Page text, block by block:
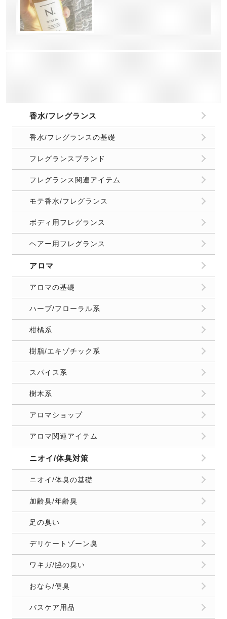
香水/フレグランス
香水/フレグランスの基礎
フレグランスブランド
フレグランス関連アイテム
モテ香水/フレグランス
ボディ用フレグランス
ヘアー用フレグランス
アロマ
アロマの基礎
ハーブ/フローラル系
柑橘系
樹脂/エキゾチック系
スパイス系
樹木系
アロマショップ
アロマ関連アイテム
ニオイ/体臭対策
ニオイ/体臭の基礎
加齢臭/年齢臭
足の臭い
デリケートゾーン臭
ワキガ/脇の臭い
おなら/便臭
バスケア用品